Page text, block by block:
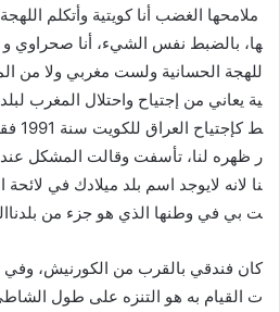
ملامحها الغضب أنا كويتية وأتكلم
ها، بالضبط نفس الشيء، أنا صحراوي و
للهجة الحسانية ولست مغربي ولا من
ط
ر ظهره لنا، تأسفت وقالت المشكل
نا لانه لايوجد اسم بلد ميلادك في
ت بي في وطنها الذي هو جزء من
كان فندقي بالقرب من الكورنيش، وفي